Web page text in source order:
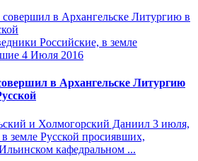
Российские, в земле
4 Июля 2016
в Архангельске Литургию
и Холмогорский Даниил 3 июля,
земле Русской просиявших,
кафедральном ...